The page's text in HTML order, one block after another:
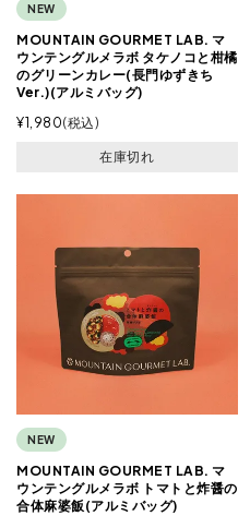
NEW
MOUNTAIN GOURMET LAB. マ
ウンテングルメラボ タケノコと柑橘
のグリーンカレー(長門ゆずきち
Ver.)(アルミバッグ)
¥1,980 税込
在庫切れ
NEW
MOUNTAIN GOURMET LAB. マ
ウンテングルメラボ トマトと炸醤の
合体麻婆飯(アルミバッグ)